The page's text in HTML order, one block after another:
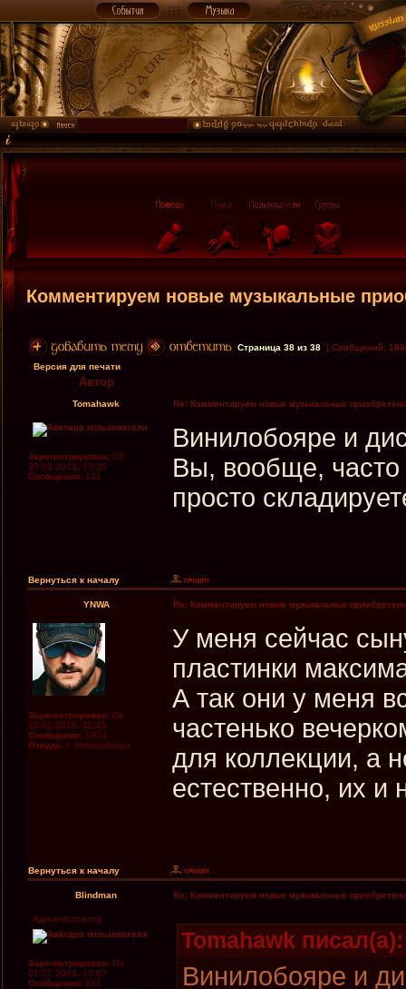
Комментируем новые музыкальные
Страница 38 из 38 [ Сообщений:
Версия для печати
Автор
Tomahawk Re: Комментируем новые музыкальные
Зарегистрирован: Сб
30.03.2013, 13:35
Сообщения: 131
Винилобояре и
Вы, вообще,
просто
Вернуться к началу
YNWA Re: Комментируем новые музыкальные
Зарегистрирован: Ср
13.01.2010, 11:43
Сообщения: 1874
Откуда: г. Новосибирск
У меня сейчас
пластинки
А так они у меня
частенько
для коллекции, а
естественно, их
Вернуться к началу
Blindman Re: Комментируем новые музыкальные
Администратор
Зарегистрирован: Пн
07.07.2003, 13:07
Сообщения: 831
Tomahawk писал(а):
Винилобояре и